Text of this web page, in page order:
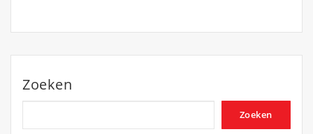
Zoeken
Zoeken